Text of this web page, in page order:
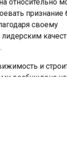
относительно
своему
и